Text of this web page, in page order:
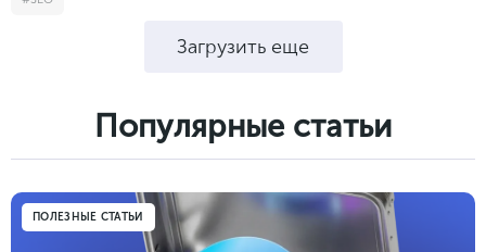
Загрузить еще
Популярные cтатьи
ПОЛЕЗНЫЕ СТАТЬИ